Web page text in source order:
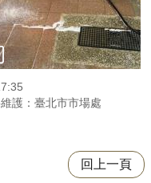
護：臺北市市場處
回上一頁